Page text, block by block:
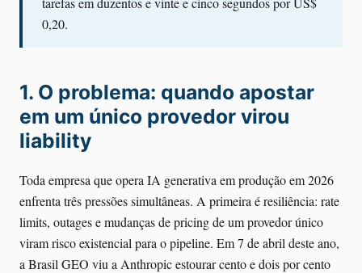
0,20.
1. O problema: quando apostar
em um único provedor virou
liability
Toda empresa que opera IA generativa em produção em 2026
enfrenta três pressões simultâneas. A primeira é resiliência: rate
limits, outages e mudanças de pricing de um provedor único
viram risco existencial para o pipeline. Em 7 de abril deste ano,
a Brasil GEO viu a Anthropic estourar cento e dois por cento